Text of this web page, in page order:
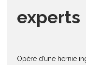
experts
Opéré d’une hernie